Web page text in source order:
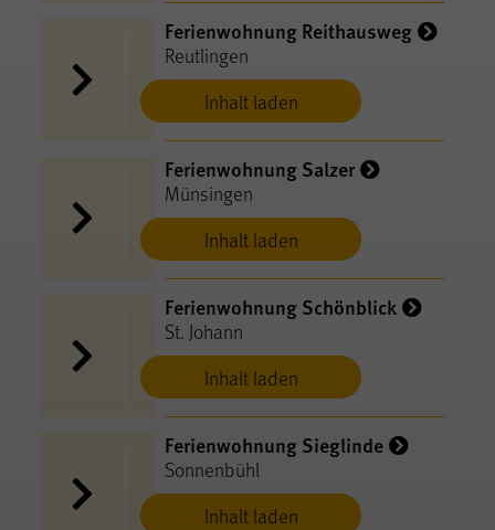
Inhalt laden
Ferienwohnung Reithausweg
Reutlingen
Inhalt laden
Ferienwohnung Salzer
Münsingen
Inhalt laden
Ferienwohnung Schönblick
St. Johann
Inhalt laden
Ferienwohnung Sieglinde
Sonnenbühl